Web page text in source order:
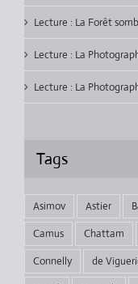
Lecture : La Forêt
Lecture : La
Lecture : La
Tags
Asimov Astier
Camus
Chattam
Connelly
de